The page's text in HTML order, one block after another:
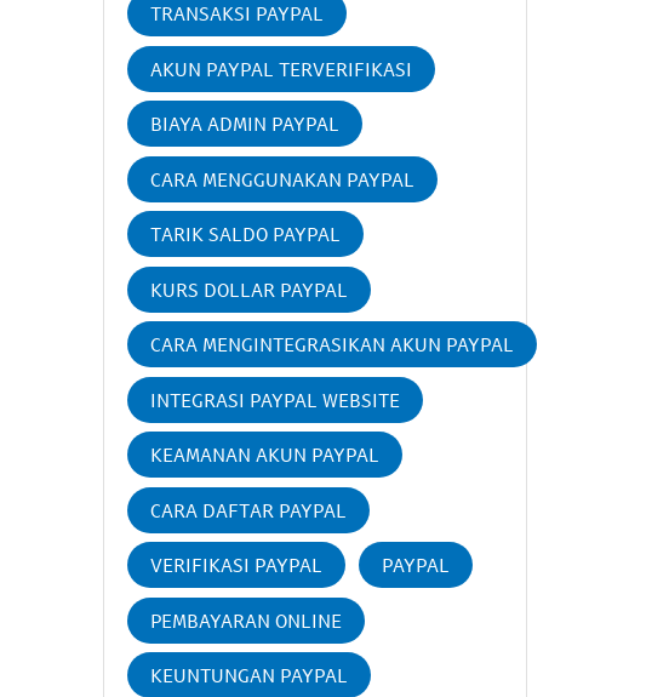
TRANSAKSI PAYPAL
AKUN PAYPAL TERVERIFIKASI
BIAYA ADMIN PAYPAL
CARA MENGGUNAKAN PAYPAL
TARIK SALDO PAYPAL
KURS DOLLAR PAYPAL
CARA MENGINTEGRASIKAN AKUN PAYPAL
INTEGRASI PAYPAL WEBSITE
KEAMANAN AKUN PAYPAL
CARA DAFTAR PAYPAL
VERIFIKASI PAYPAL PAYPAL
PEMBAYARAN ONLINE
KEUNTUNGAN PAYPAL